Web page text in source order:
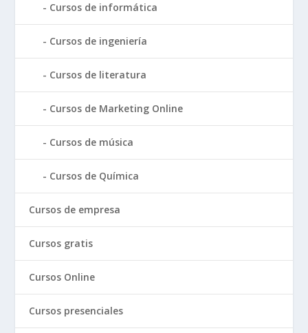
Cursos de informática
Cursos de ingeniería
Cursos de literatura
Cursos de Marketing Online
Cursos de música
Cursos de Química
Cursos de empresa
Cursos gratis
Cursos Online
Cursos presenciales